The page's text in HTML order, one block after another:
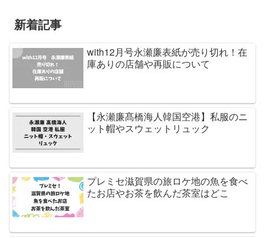
新着記事
with12月号永瀬廉表紙が売り切れ！在
庫ありの店舗や再販について
【永瀬廉髙橋海人韓国空港】私服のニ
ット帽やスウェットリュック
プレミセ滋賀県の旅ロケ地の魚を食べ
たお店やお茶を飲んだ茶室はどこ